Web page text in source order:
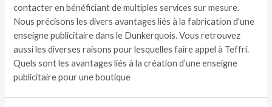
contacter en bénéficiant de multiples services sur mesure.
Nous précisons les divers avantages liés à la fabrication d’une
enseigne publicitaire dans le Dunkerquois. Vous retrouvez
aussi les diverses raisons pour lesquelles faire appel à Teffri.
Quels sont les avantages liés à la création d’une enseigne
publicitaire pour une boutique